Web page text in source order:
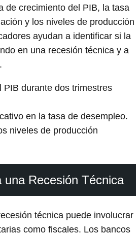
de crecimiento del PIB, la tasa
y los niveles de producción
ayudan a identificar si la
en una recesión técnica y a
PIB durante dos trimestres
en la tasa de desempleo.
niveles de producción
una Recesión Técnica
técnica puede involucrar
como fiscales. Los bancos